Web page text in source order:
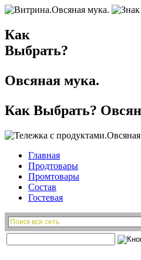
Как
Выбрать?
Овсяная мука.
Как Выбрать?
Главная
Продтовары
Промтовары
Состав
Гостевая